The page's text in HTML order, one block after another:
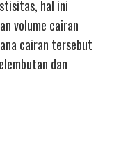
hal ini
volume cairan
cairan tersebut
dan